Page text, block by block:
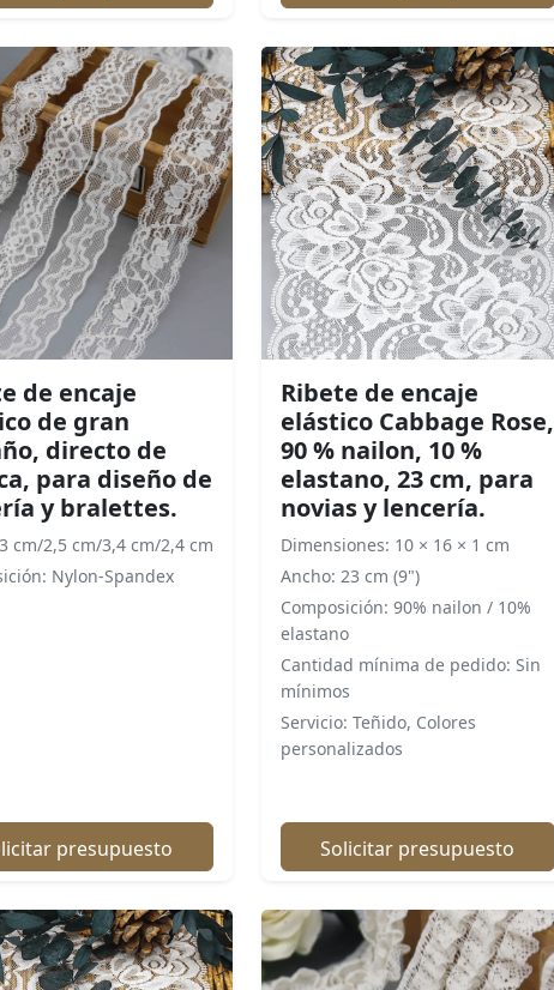
de encaje
de gran
directo de
para diseño de
y bralettes.
cm/2,5 cm/3,4 cm/2,4 cm
Nylon-Spandex
presupuesto
Ribete de encaje
elástico Cabbage Rose,
90 % nailon, 10 %
elastano, 23 cm, para
novias y lencería.
Dimensiones: 10 × 16 × 1 cm
Ancho: 23 cm (9")
Composición: 90% nailon / 10%
elastano
Cantidad mínima de pedido: Sin
mínimos
Servicio: Teñido, Colores
personalizados
Solicitar presupuesto